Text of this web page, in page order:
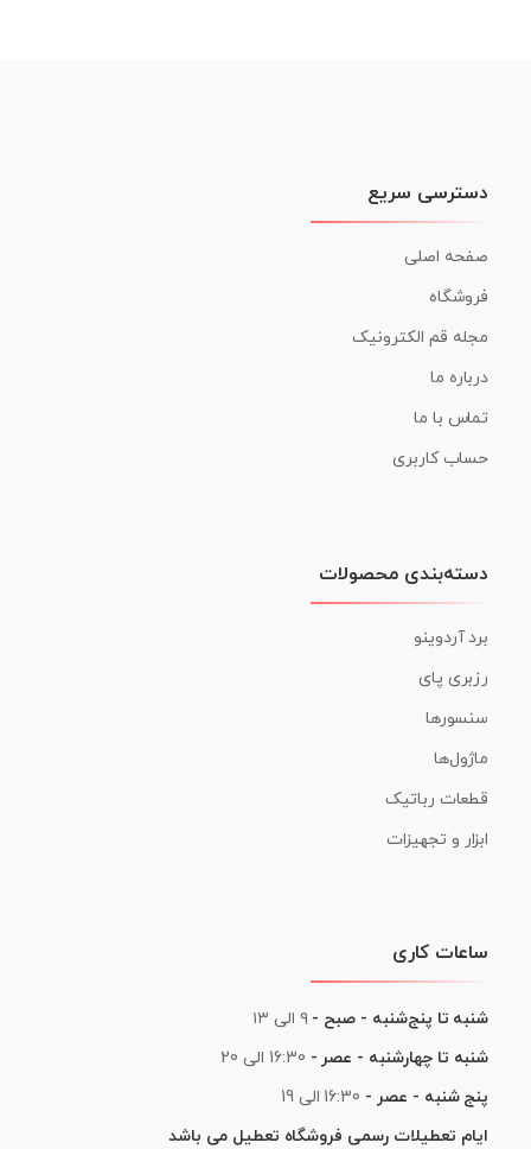
دسترسی سریع
صفحه اصلی
فروشگاه
مجله قم الکترونیک
درباره ما
تماس با ما
حساب کاربری
دسته‌بندی محصولات
برد آردوینو
رزبری پای
سنسورها
ماژول‌ها
قطعات رباتیک
ابزار و تجهیزات
ساعات کاری
شنبه تا پنج‌شنبه - صبح - ۹ الی ۱۳
شنبه تا چهارشنبه - عصر - 16:30 الی 20
پنج شنبه - عصر - 16:30 الی 19
ایام تعطیلات رسمی فروشگاه تعطیل می باشد